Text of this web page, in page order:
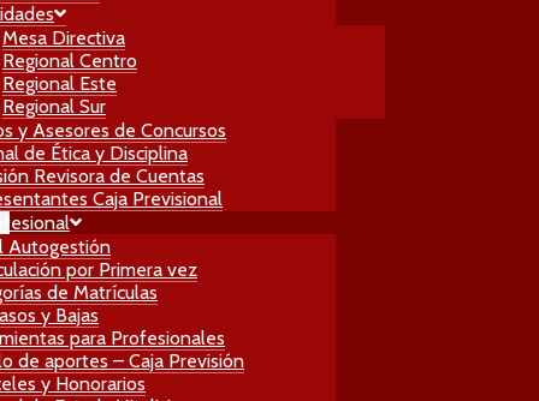
Mesa Directiva
Regional Centro
Regional Este
Regional Sur
y Asesores de Concursos
de Ética y Disciplina
Revisora de Cuentas
Caja Previsional
Autogestión
por Primera vez
de Matrículas
y Bajas
para Profesionales
de aportes – Caja Previsión
y Honorarios